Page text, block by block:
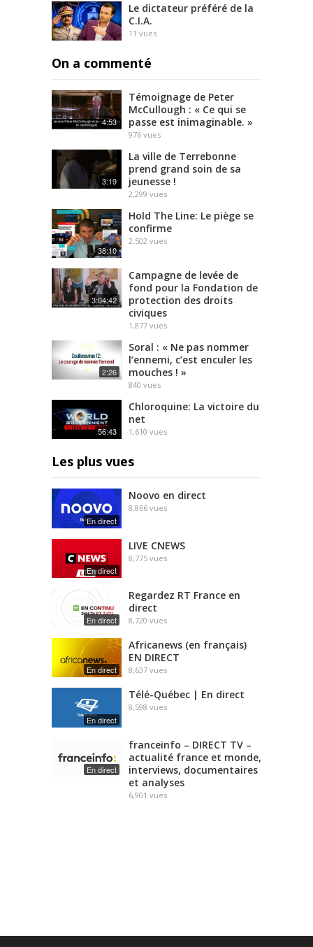
Le dictateur préféré de la
C.I.A.
11 vues
On a commenté
4:53
Témoignage de Peter
McCullough : « Ce qui se
passe est inimaginable. »
976 vues
3:19
La ville de Terrebonne
prend grand soin de sa
jeunesse !
2,299 vues
38:10
Hold The Line: Le piège se
confirme
2,502 vues
3:04:42
Campagne de levée de
fond pour la Fondation de
protection des droits
civiques
1,877 vues
2:26
Soral : « Ne pas nommer
l’ennemi, c’est enculer les
mouches ! »
840 vues
56:43
Chloroquine: La victoire du
net
1,610 vues
Les plus vues
En direct
Noovo en direct
8,866 vues
En direct
LIVE CNEWS
8,775 vues
En direct
Regardez RT France en
direct
8,720 vues
En direct
Africanews (en français)
EN DIRECT
8,637 vues
En direct
Télé-Québec | En direct
8,598 vues
En direct
franceinfo – DIRECT TV –
actualité france et monde,
interviews, documentaires
et analyses
6,901 vues